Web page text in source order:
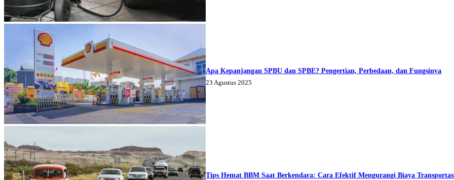
Apa Kepanjangan SPBU dan SPBE? Pengertian, Perbedaan, dan Fungsinya
23 Agustus 2025
Tips Hemat BBM Saat Berkendara: Cara Efektif Mengurangi Biaya